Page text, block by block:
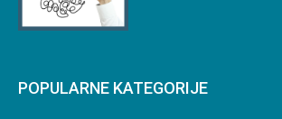
POPULARNE KATEGORIJE